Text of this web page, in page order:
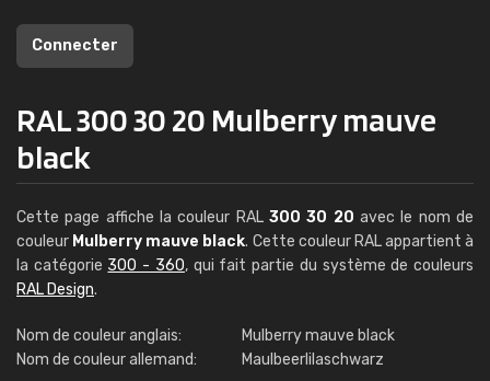
Connecter
RAL 300 30 20 Mulberry mauve
black
Cette page affiche la couleur RAL 300 30 20 avec le nom de
couleur Mulberry mauve black. Cette couleur RAL appartient à
la catégorie 300 - 360, qui fait partie du système de couleurs
RAL Design.
Nom de couleur anglais:
Mulberry mauve black
Nom de couleur allemand:
Maulbeerlilaschwarz